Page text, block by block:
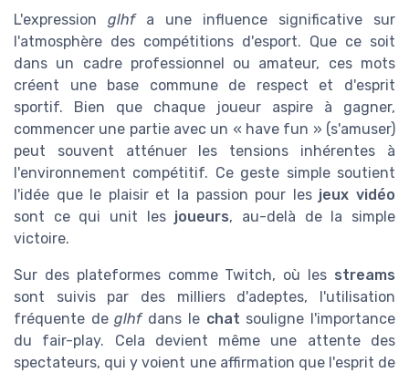
L'expression glhfa une influence significative sur
l'atmosphère des compétitions d'esport. Que ce soit
dans un cadre professionnel ou amateur, ces mots
créent une base commune de respect et d'esprit
sportif. Bien que chaque joueur aspire à gagner,
commencer une partie avec un « have fun » (s'amuser)
peut souvent atténuer les tensions inhérentes à
l'environnement compétitif. Ce geste simple soutient
l'idée que le plaisir et la passion pour les jeux vidéo
sont ce qui unit les joueurs, au-delà de la simple
victoire.
Sur des plateformes comme Twitch, où les streams
sont suivis par des milliers d'adeptes, l'utilisation
fréquente deglhfdans le chat souligne l'importance
du fair-play. Cela devient même une attente des
spectateurs, qui y voient une affirmation que l'esprit de